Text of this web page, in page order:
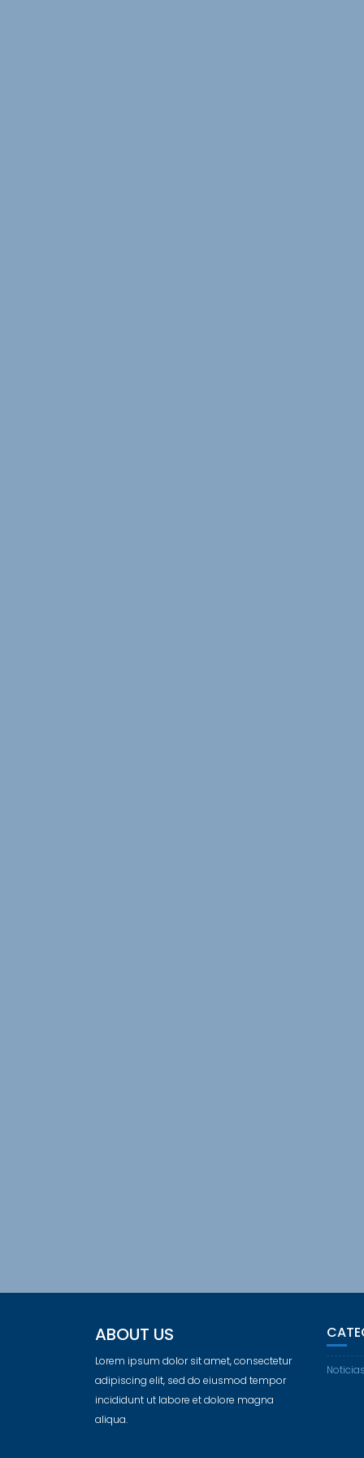
ABOUT US
Lorem ipsum dolor sit amet, consectetur
adipiscing elit, sed do eiusmod tempor
incididunt ut labore et dolore magna
aliqua.
Noticias